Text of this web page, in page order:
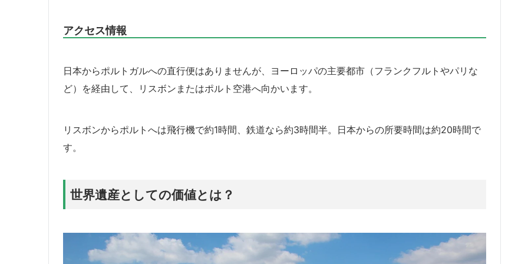
アクセス情報
日本からポルトガルへの直行便はありませんが、ヨーロッパの主要都市（フランクフルトやパリな
ど）を経由して、リスボンまたはポルト空港へ向かいます。
リスボンからポルトへは飛行機で約1時間、鉄道なら約3時間半。日本からの所要時間は約20時間で
す。
世界遺産としての価値とは？